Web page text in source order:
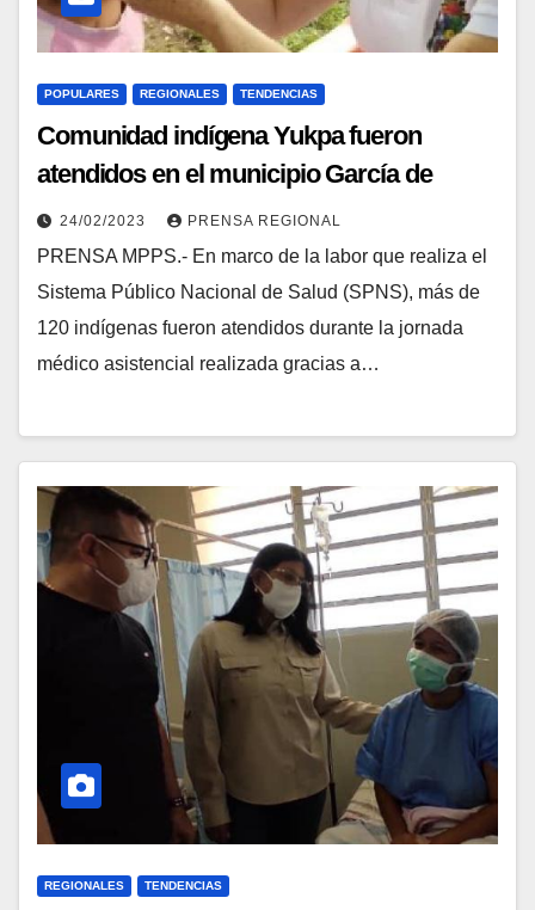
POPULARES REGIONALES TENDENCIAS
Comunidad indígena Yukpa fueron
atendidos en el municipio García de
Hevia del estado Táchira
24/02/2023 PRENSA REGIONAL
PRENSA MPPS.- En marco de la labor que realiza el
Sistema Público Nacional de Salud (SPNS), más de
120 indígenas fueron atendidos durante la jornada
médico asistencial realizada gracias a…
REGIONALES TENDENCIAS